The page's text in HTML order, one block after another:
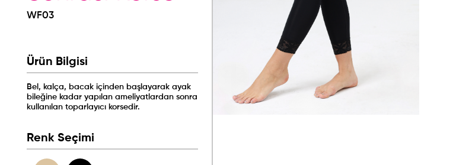
WF03
Ürün Bilgisi
Bel, kalça, bacak içinden başlayarak ayak
bileğine kadar yapılan ameliyatlardan sonra
kullanılan toparlayıcı korsedir.
Renk Seçimi